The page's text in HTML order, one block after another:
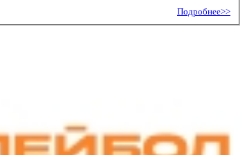
Подробнее>>